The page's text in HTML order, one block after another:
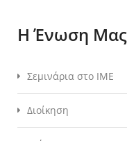
Η Ένωση Μας
Σεμινάρια στο ΙΜΕ
Διοίκηση